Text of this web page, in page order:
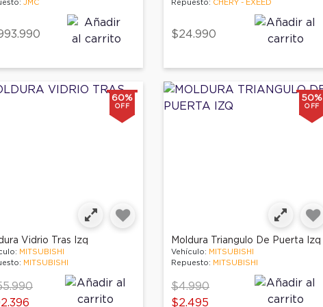
JMC
Repuesto: CHERY - EXEED
$24.990
60%
OFF
Vidrio Tras Izq
MITSUBISHI
MITSUBISHI
reduced from
to
50%
OFF
Moldura Triangulo De Puerta Izq
Vehículo: MITSUBISHI
Repuesto: MITSUBISHI
Price reduced from
$4.990to
$2.495